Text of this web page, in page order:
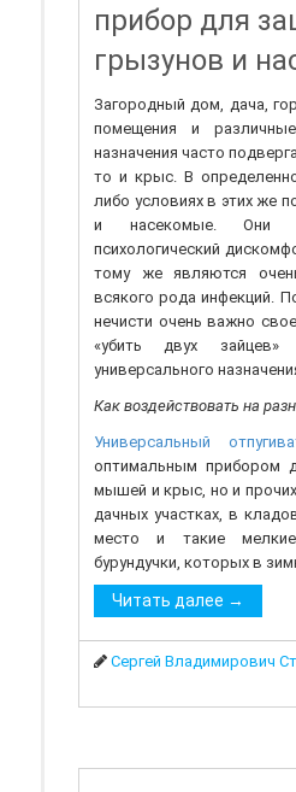
прибор для
грызунов и
Загородный дом, дача,
помещения и
назначения часто
то и крыс. В
либо условиях в этих же
и насекомые. Они
психологический
тому же являются
всякого рода инфекций.
нечисти очень важно
«убить двух зайцев»
универсального
Как воздействовать на
Универсальный
оптимальным прибором
мышей и крыс, но и
дачных участках, в
место и такие
бурундучки, которых в
Читать далее →
Сергей Владимирович